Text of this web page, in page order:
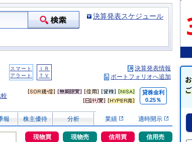
決算発表スケジュール
スマート
アラート
ＩＲ
ＴＶ
決算発表情報
ポートフォリオへ追加
貸株金利
0.25％
報 株主優待 分析 業績 適時開示
現物買 現物売 信用買 信用売